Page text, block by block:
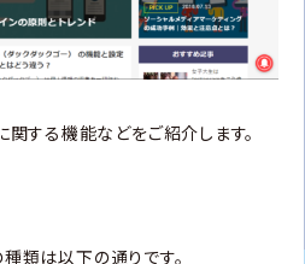
する機能などをご紹介します。
類は以下の通りです。